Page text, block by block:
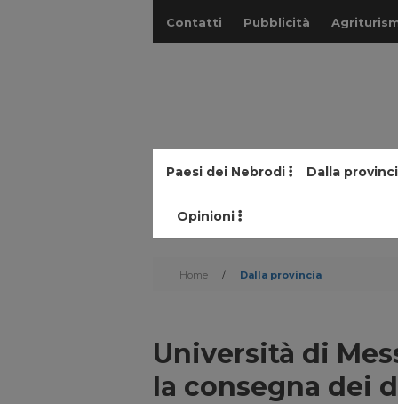
Contatti Pubblicità
Paesi dei Nebrodi Dalla
Opinioni
Home / Dalla provincia
Università di
la consegna dei